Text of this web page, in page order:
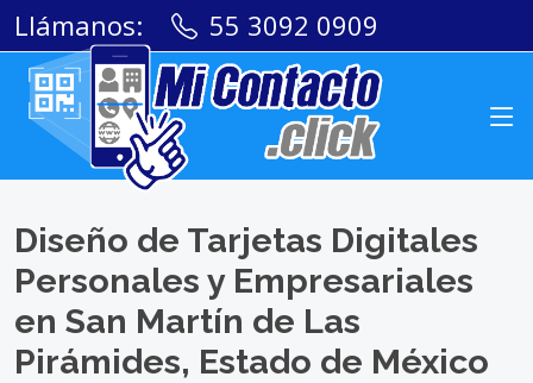
Llámanos: 55 3092 0909
Diseño de Tarjetas Digitales
Personales y Empresariales
en San Martín de Las
Pirámides, Estado de México